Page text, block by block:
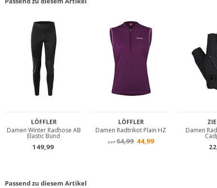
Passend zu diesem Artikel